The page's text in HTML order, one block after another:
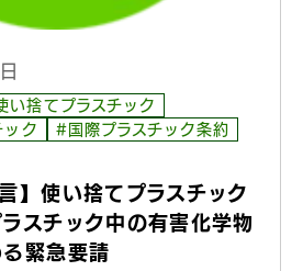
い捨てプラスチック
ック
#国際プラスチック条約
】使い捨てプラスチック
スチック中の有害化学物
緊急要請